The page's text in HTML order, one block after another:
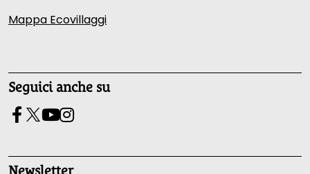
Mappa Ecovillaggi
Seguici anche su
Newsletter